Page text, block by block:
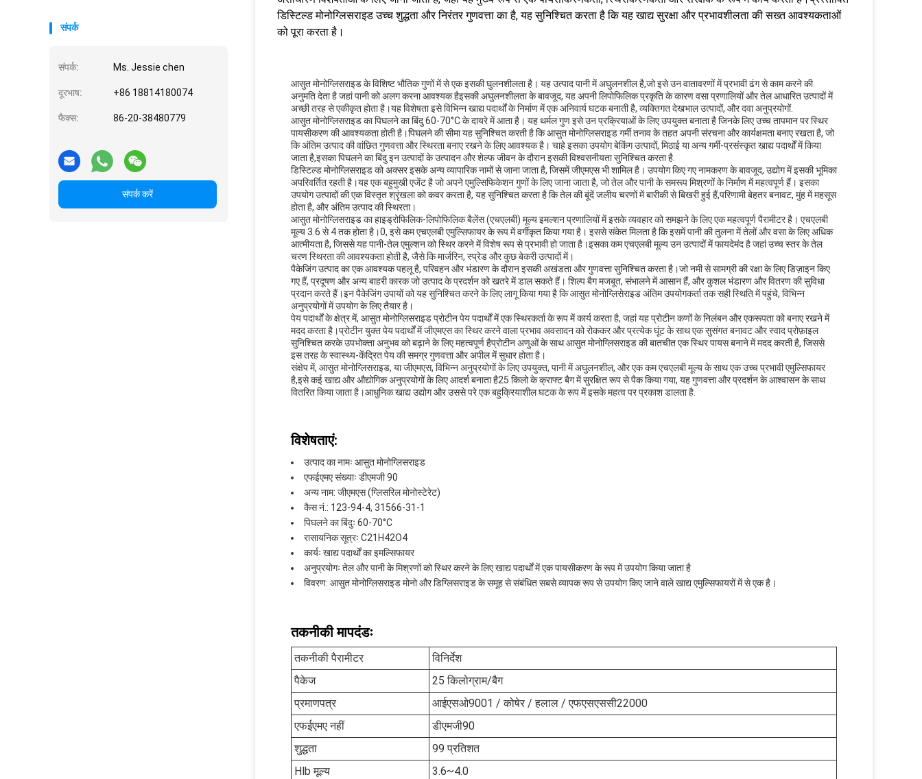
संपर्क
संपर्क: Ms. Jessie chen
दूरभाष: +86 18814180074
फैक्स: 86-20-38480779
संपर्क करें
डिस्टिल्ड मोनोग्लिसराइड उच्च शुद्धता और निरंतर गुणवत्ता का है, यह सुनिश्चित करता है कि यह खाद्य सुरक्षा और प्रभावशीलता की सख्त आवश्यकताओं
को पूरा करता है।
आसुत मोनोग्लिसराइड के विशिष्ट भौतिक गुणों में से एक इसकी घुलनशीलता है। यह उत्पाद पानी में अघुलनशील है,जो इसे उन वातावरणों में प्रभावी ढंग से काम करने की
अनुमति देता है जहां पानी को अलग करना आवश्यक हैइसकी अघुलनशीलता के बावजूद, यह अपनी लिपोफिलिक प्रकृति के कारण वसा प्रणालियों और तेल आधारित उत्पादों में
अच्छी तरह से एकीकृत होता है।यह विशेषता इसे विभिन्न खाद्य पदार्थों के निर्माण में एक अनिवार्य घटक बनाती है, व्यक्तिगत देखभाल उत्पादों, और दवा अनुप्रयोगों.
आसुत मोनोग्लिसराइड का पिघलने का बिंदु 60-70°C के दायरे में आता है। यह थर्मल गुण इसे उन प्रक्रियाओं के लिए उपयुक्त बनाता है जिनके लिए उच्च तापमान पर स्थिर
पायसीकरण की आवश्यकता होती है।पिघलने की सीमा यह सुनिश्चित करती है कि आसुत मोनोग्लिसराइड गर्मी तनाव के तहत अपनी संरचना और कार्यक्षमता बनाए रखता है, जो
कि अंतिम उत्पाद की वांछित गुणवत्ता और स्थिरता बनाए रखने के लिए आवश्यक है। चाहे इसका उपयोग बेकिंग उत्पादों, मिठाई या अन्य गर्मी-प्रसंस्कृत खाद्य पदार्थों में किया
जाता है,इसका पिघलने का बिंदु इन उत्पादों के उत्पादन और शेल्फ जीवन के दौरान इसकी विश्वसनीयता सुनिश्चित करता है.
डिस्टिल्ड मोनोग्लिसराइड को अक्सर इसके अन्य व्यापारिक नामों से जाना जाता है, जिसमें जीएमएस भी शामिल है। उपयोग किए गए नामकरण के बावजूद, उद्योग में इसकी भूमिका
अपरिवर्तित रहती है।यह एक बहुमुखी एजेंट है जो अपने एमुल्सिफिकेशन गुणों के लिए जाना जाता है, जो तेल और पानी के समरूप मिश्रणों के निर्माण में महत्वपूर्ण हैं। इसका
उपयोग उत्पादों की एक विस्तृत श्रृंखला को कवर करता है, यह सुनिश्चित करता है कि तेल की बूंदें जलीय चरणों में बारीकी से बिखरी हुई हैं,परिणामी बेहतर बनावट, मुंह में महसूस
होता है, और अंतिम उत्पाद की स्थिरता।
आसुत मोनोग्लिसराइड का हाइड्रोफिलिक-लिपोफिलिक बैलेंस (एचएलबी) मूल्य इमल्शन प्रणालियों में इसके व्यवहार को समझने के लिए एक महत्वपूर्ण पैरामीटर है। एचएलबी
मूल्य 3.6 से 4 तक होता है।0, इसे कम एचएलबी एमुल्सिफायर के रूप में वर्गीकृत किया गया है। इससे संकेत मिलता है कि इसमें पानी की तुलना में तेलों और वसा के लिए अधिक
आत्मीयता है, जिससे यह पानी-तेल एमुल्शन को स्थिर करने में विशेष रूप से प्रभावी हो जाता है।इसका कम एचएलबी मूल्य उन उत्पादों में फायदेमंद है जहां उच्च स्तर के तेल
चरण स्थिरता की आवश्यकता होती है, जैसे कि मार्जरिन, स्प्रेड और कुछ बेकरी उत्पादों में।
पैकेजिंग उत्पाद का एक आवश्यक पहलू है, परिवहन और भंडारण के दौरान इसकी अखंडता और गुणवत्ता सुनिश्चित करता है।जो नमी से सामग्री की रक्षा के लिए डिज़ाइन किए
गए हैं, प्रदूषण और अन्य बाहरी कारक जो उत्पाद के प्रदर्शन को खतरे में डाल सकते हैं। शिल्प बैग मजबूत, संभालने में आसान हैं, और कुशल भंडारण और वितरण की सुविधा
प्रदान करते हैं।इन पैकेजिंग उपायों को यह सुनिश्चित करने के लिए लागू किया गया है कि आसुत मोनोग्लिसेराइड अंतिम उपयोगकर्ता तक सही स्थिति में पहुंचे, विभिन्न
अनुप्रयोगों में उपयोग के लिए तैयार है।
पेय पदार्थों के क्षेत्र में, आसुत मोनोग्लिसराइड प्रोटीन पेय पदार्थों में एक स्थिरकर्ता के रूप में कार्य करता है, जहां यह प्रोटीन कणों के निलंबन और एकरूपता को बनाए रखने में
मदद करता है।प्रोटीन युक्त पेय पदार्थों में जीएमएस का स्थिर करने वाला प्रभाव अवसादन को रोककर और प्रत्येक घूंट के साथ एक सुसंगत बनावट और स्वाद प्रोफ़ाइल
सुनिश्चित करके उपभोक्ता अनुभव को बढ़ाने के लिए महत्वपूर्ण हैप्रोटीन अणुओं के साथ आसुत मोनोग्लिसराइड की बातचीत एक स्थिर पायस बनाने में मदद करती है, जिससे
इस तरह के स्वास्थ्य-केंद्रित पेय की समग्र गुणवत्ता और अपील में सुधार होता है।
संक्षेप में, आसुत मोनोग्लिसराइड, या जीएमएस, विभिन्न अनुप्रयोगों के लिए उपयुक्त, पानी में अघुलनशील, और एक कम एचएलबी मूल्य के साथ एक उच्च प्रभावी एमुल्सिफायर
है,इसे कई खाद्य और औद्योगिक अनुप्रयोगों के लिए आदर्श बनाता है25 किलो के क्राफ्ट बैग में सुरक्षित रूप से पैक किया गया, यह गुणवत्ता और प्रदर्शन के आश्वासन के साथ
वितरित किया जाता है।आधुनिक खाद्य उद्योग और उससे परे एक बहुक्रियाशील घटक के रूप में इसके महत्व पर प्रकाश डालता है.
विशेषताएं:
उत्पाद का नामः आसुत मोनोग्लिसराइड
एफईएमए संख्याः डीएमजी 90
अन्य नाम: जीएमएस (ग्लिसरिल मोनोस्टेरेट)
कैस नं.: 123-94-4, 31566-31-1
पिघलने का बिंदुः 60-70°C
रासायनिक सूत्रः C21H42O4
कार्यः खाद्य पदार्थों का इमल्सिफायर
अनुप्रयोगः तेल और पानी के मिश्रणों को स्थिर करने के लिए खाद्य पदार्थों में एक पायसीकरण के रूप में उपयोग किया जाता है
विवरण: आसुत मोनोग्लिसराइड मोनो और डिग्लिसराइड के समूह से संबंधित सबसे व्यापक रूप से उपयोग किए जाने वाले खाद्य एमुल्सिफायरों में से एक है।
तकनीकी मापदंडः
तकनीकी पैरामीटर
विनिर्देश
पैकेज
25 किलोग्राम/बैग
प्रमाणपत्र
आईएसओ9001 / कोषेर / हलाल / एफएसएससी22000
एफईएमए नहीं
डीएमजी90
शुद्धता
99 प्रतिशत
Hlb मूल्य
3.6~4.0